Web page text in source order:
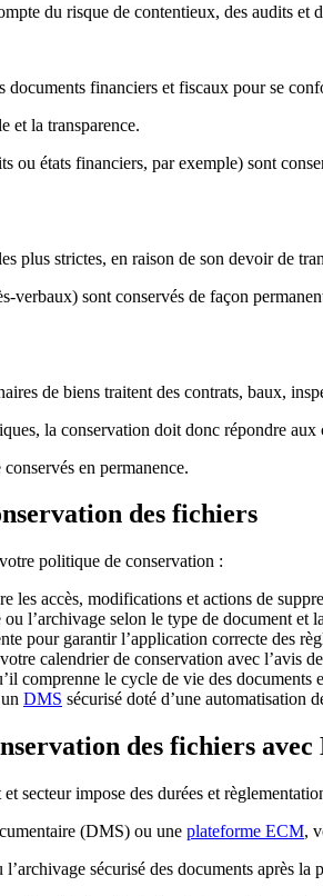
du risque de contentieux, des audits
documents financiers et fiscaux pour se
et la transparence.
ou états financiers, par exemple) sont
plus strictes, en raison de son devoir de
verbaux) sont conservés de façon
de biens traitent des contrats, baux,
la conservation doit donc répondre
en permanence.
des fichiers
politique de conservation :
les accès, modifications et actions de
l’archivage selon le type de document et
pour garantir l’application correcte des
calendrier de conservation avec l’avis
comprenne le cycle de vie des documents
DMS sécurisé doté d’une automatisation
des fichiers avec
secteur impose des durées et
(DMS) ou une plateforme ECM,
sécurisé des documents après